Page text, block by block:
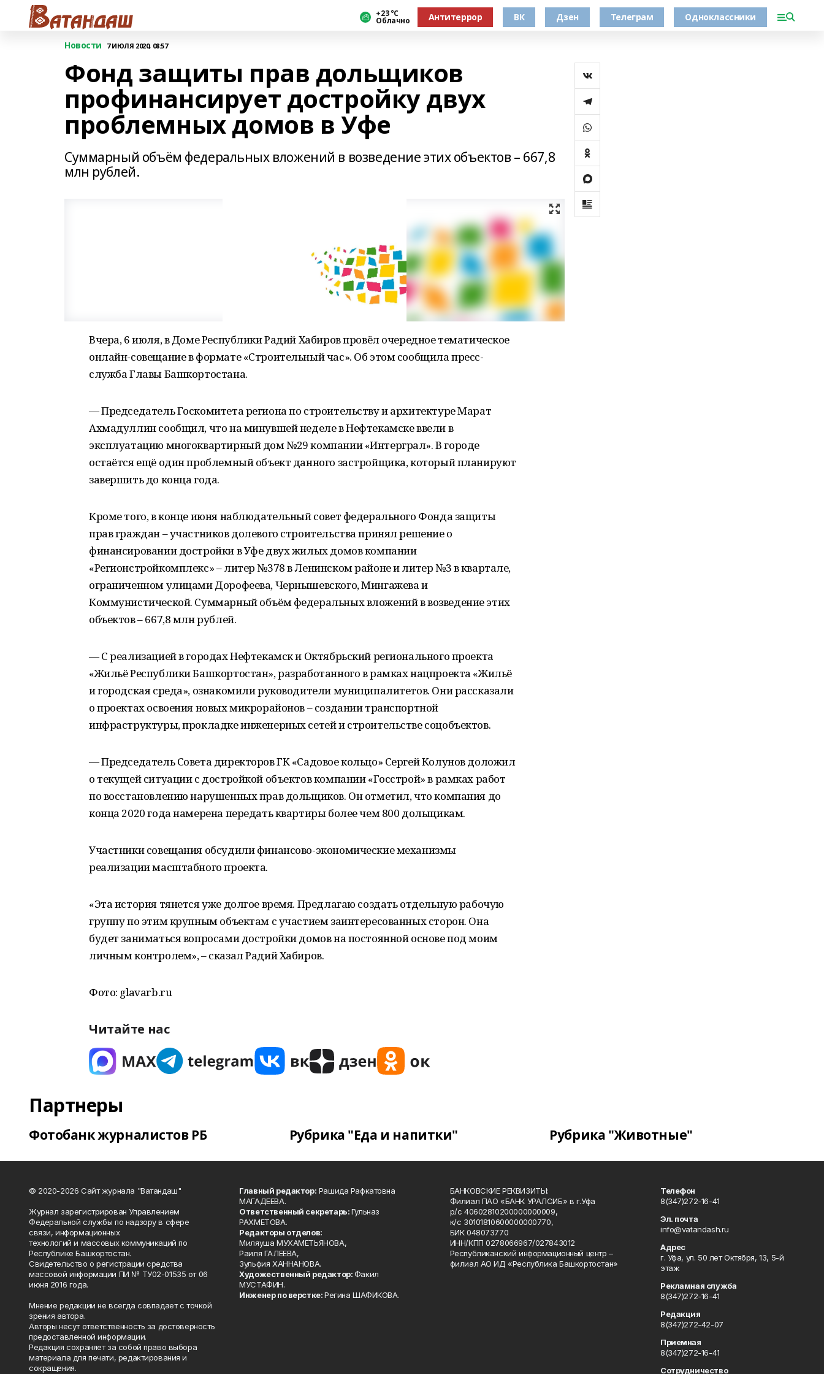
+23 °С
Облачно Антитеррор ВК Дзен Телеграм Одноклассники
Новости 7 ИЮЛЯ 2020, 08:57
Фонд защиты прав дольщиков
профинансирует достройку двух
проблемных домов в Уфе
Суммарный объём федеральных вложений в возведение этих объектов – 667,8
млн рублей.
Вчера, 6 июля, в Доме Республики Радий Хабиров провёл очередное тематическое
онлайн-совещание в формате «Строительный час». Об этом сообщила пресс-
служба Главы Башкортостана.
— Председатель Госкомитета региона по строительству и архитектуре Марат
Ахмадуллин сообщил, что на минувшей неделе в Нефтекамске ввели в
эксплуатацию многоквартирный дом №29 компании «Интерграл». В городе
остаётся ещё один проблемный объект данного застройщика, который планируют
завершить до конца года.
Кроме того, в конце июня наблюдательный совет федерального Фонда защиты
прав граждан – участников долевого строительства принял решение о
финансировании достройки в Уфе двух жилых домов компании
«Регионстройкомплекс» – литер №378 в Ленинском районе и литер №3 в квартале,
ограниченном улицами Дорофеева, Чернышевского, Мингажева и
Коммунистической. Суммарный объём федеральных вложений в возведение этих
объектов – 667,8 млн рублей.
— С реализацией в городах Нефтекамск и Октябрьский регионального проекта
«Жильё Республики Башкортостан», разработанного в рамках нацпроекта «Жильё
и городская среда», ознакомили руководители муниципалитетов. Они рассказали
о проектах освоения новых микрорайонов – создании транспортной
инфраструктуры, прокладке инженерных сетей и строительстве соцобъектов.
— Председатель Совета директоров ГК «Садовое кольцо» Сергей Колунов доложил
о текущей ситуации с достройкой объектов компании «Госстрой» в рамках работ
по восстановлению нарушенных прав дольщиков. Он отметил, что компания до
конца 2020 года намерена передать квартиры более чем 800 дольщикам.
Участники совещания обсудили финансово-экономические механизмы
реализации масштабного проекта.
«Эта история тянется уже долгое время. Предлагаю создать отдельную рабочую
группу по этим крупным объектам с участием заинтересованных сторон. Она
будет заниматься вопросами достройки домов на постоянной основе под моим
личным контролем», – сказал Радий Хабиров.
Фото: glavarb.ru
Читайте нас
Партнеры
Фотобанк журналистов РБ Рубрика "Еда и напитки" Рубрика "Животные"
© 2020-2026 Сайт журнала "Ватандаш"
Журнал зарегистрирован Управлением
Федеральной службы по надзору в сфере
связи, информационных
технологий и массовых коммуникаций по
Республике Башкортостан.
Свидетельство о регистрации средства
массовой информации ПИ № ТУ02-01535 от 06
июня 2016 года.
Мнение редакции не всегда совпадает с точкой
зрения автора.
Авторы несут ответственность за достоверность
предоставленной информации.
Редакция сохраняет за собой право выбора
материала для печати, редактирования и
сокращения.
Главный редактор: Рашида Рафкатовна
МАГАДЕЕВА.
Ответственный секретарь:Гульназ
РАХМЕТОВА.
Редакторы отделов:
Миляуша МУХАМЕТЬЯНОВА,
Раиля ГАЛЕЕВА,
Зульфия ХАННАНОВА.
Художественный редактор:Факил
МУСТАФИН.
Инженер по верстке:Регина ШАФИКОВА.
БАНКОВСКИЕ РЕКВИЗИТЫ:
Филиал ПАО «БАНК УРАЛСИБ» в г.Уфа
р/с 40602810200000000009,
к/с 30101810600000000770,
БИК 048073770
ИНН/КПП 0278066967/027843012
Республиканский информационный центр –
филиал АО ИД «Республика Башкортостан»
Телефон
8(347)272-16-41
Эл. почта
info@vatandash.ru
Адрес
г. Уфа, ул. 50 лет Октября, 13, 5-й
этаж
Рекламная служба
8(347)272-16-41
Редакция
8(347)272-42-07
Приемная
8(347)272-16-41
Сотрудничество